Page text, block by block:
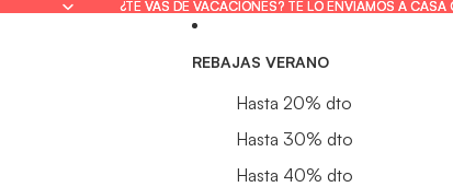
¿TE VAS DE VACACIONES? TE LO ENVIAMOS A
¿TE VAS DE VACACIONES? TE LO ENVIAMOS A
REBAJAS VERANO
Hasta 20% dto
Hasta 30% dto
Hasta 40% dto